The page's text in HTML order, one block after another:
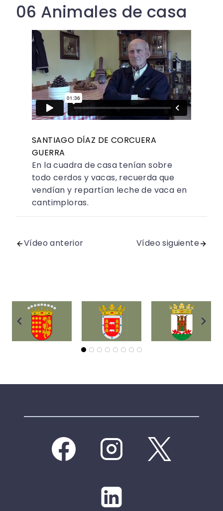
06 Animales de casa
SANTIAGO DÍAZ DE CORCUERA
GUERRA
En la cuadra de casa tenían sobre
todo cerdos y vacas, recuerda que
vendían y repartían leche de vaca en
cantimploras.
Vídeo anterior Vídeo siguiente